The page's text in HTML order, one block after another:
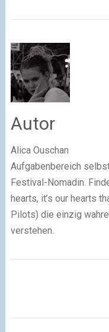
Autor
Alica Ouschan
Aufgabenbereich
Festival-Nomadin.
hearts, it’s our hearts
Pilots) die einzig
verstehen.